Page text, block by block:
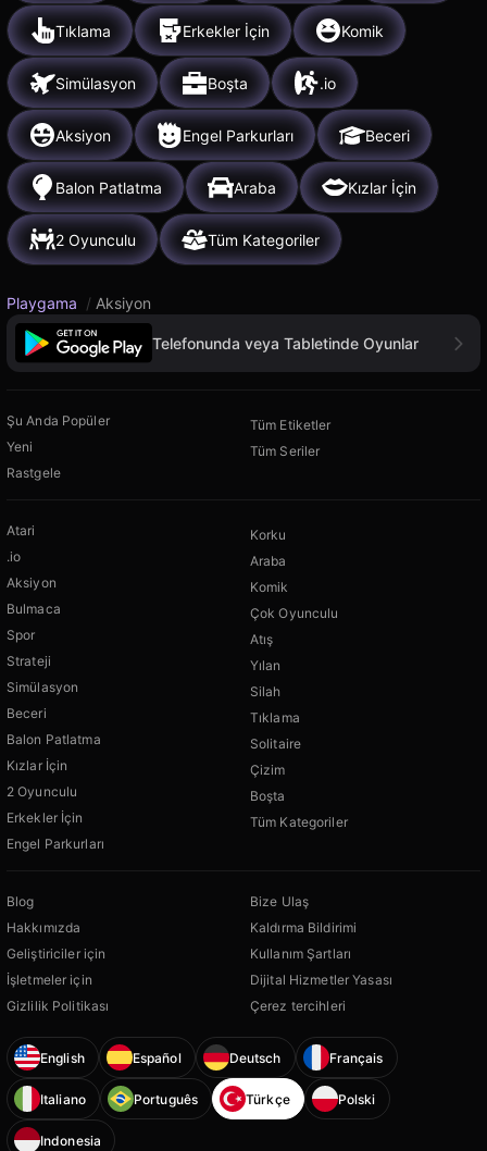
Tıklama Erkekler İçin Komik
Simülasyon Boşta .io
Aksiyon Engel Parkurları Beceri
Balon Patlatma Araba Kızlar İçin
2 Oyunculu Tüm Kategoriler
Playgama / Aksiyon
Telefonunda veya Tabletinde Oyunlar
Şu Anda Popüler
Yeni
Rastgele
Tüm Etiketler
Tüm Seriler
Atari
.io
Aksiyon
Bulmaca
Spor
Strateji
Simülasyon
Beceri
Balon Patlatma
Kızlar İçin
2 Oyunculu
Erkekler İçin
Engel Parkurları
Korku
Araba
Komik
Çok Oyunculu
Atış
Yılan
Silah
Tıklama
Solitaire
Çizim
Boşta
Tüm Kategoriler
Blog
Hakkımızda
Geliştiriciler için
İşletmeler için
Gizlilik Politikası
Bize Ulaş
Kaldırma Bildirimi
Kullanım Şartları
Dijital Hizmetler Yasası
Çerez tercihleri
English Español Deutsch Français
Italiano Português Türkçe Polski
Indonesia